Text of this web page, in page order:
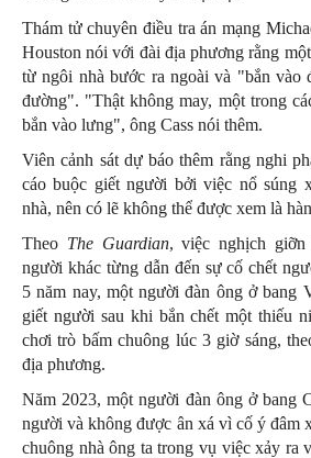
Thám tử chuyên điều tra án mạng
Houston nói với đài địa phương rằng
từ ngôi nhà bước ra ngoài và "bắn vào
đường". "Thật không may, một trong
bắn vào lưng", ông Cass nói thêm.
Viên cảnh sát dự báo thêm rằng nghi
cáo buộc giết người bởi việc nổ súng
nhà, nên có lẽ không thể được xem là
Theo The Guardian, việc nghịch giỡn
người khác từng dẫn đến sự cố chết
5 năm nay, một người đàn ông ở bang
giết người sau khi bắn chết một thiếu
chơi trò bấm chuông lúc 3 giờ sáng,
địa phương.
Năm 2023, một người đàn ông ở bang
người và không được ân xá vì cố ý đâm
chuông nhà ông ta trong vụ việc xảy ra